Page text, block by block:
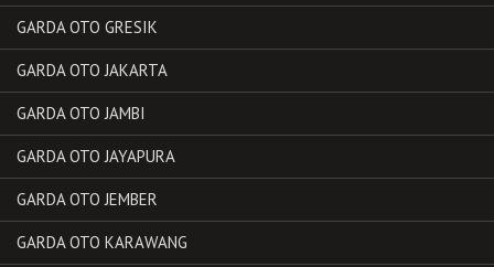
GARDA OTO GRESIK
GARDA OTO JAKARTA
GARDA OTO JAMBI
GARDA OTO JAYAPURA
GARDA OTO JEMBER
GARDA OTO KARAWANG